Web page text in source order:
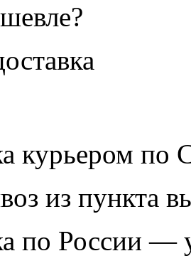
курьером
из пункта
по России —